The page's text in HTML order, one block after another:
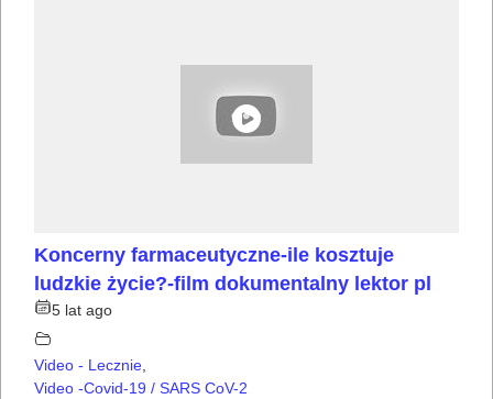
Koncerny farmaceutyczne-ile kosztuje
ludzkie życie?-film dokumentalny lektor pl
5 lat ago
Video - Lecznie,
Video -Covid-19 / SARS CoV-2